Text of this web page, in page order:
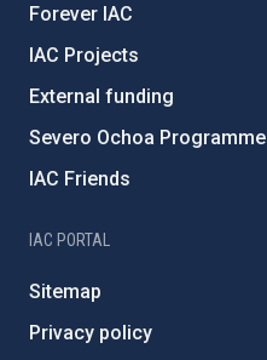
Forever IAC
IAC Projects
External funding
Severo Ochoa Programme
IAC Friends
IAC PORTAL
Sitemap
Privacy policy